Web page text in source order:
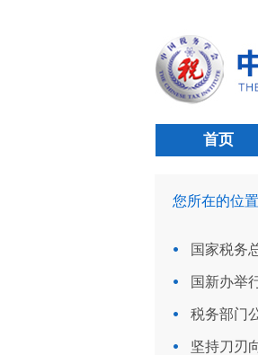
首页
您所在的位置
国家税务
国新办举
税务部门
坚持刀刃